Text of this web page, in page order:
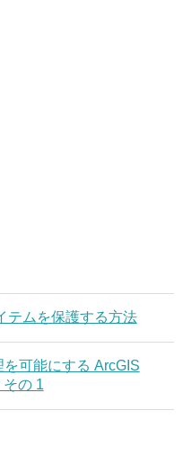
テムを保護する方法
可能にする ArcGIS
の 1